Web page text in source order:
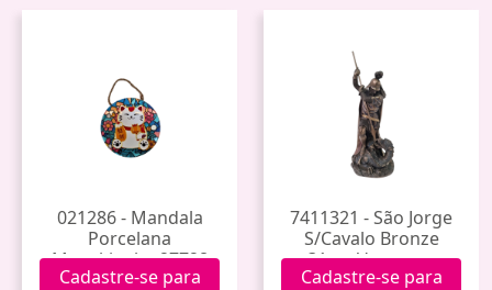
021286 - Mandala
Porcelana
Manekineko 27728
Cadastre-se para
7411321 - São Jorge
S/Cavalo Bronze
31cm Veronese
Wu75816a4 (8)
Cadastre-se para